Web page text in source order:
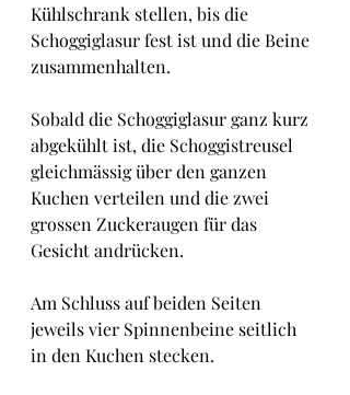
Kühlschrank stellen, bis die
Schoggiglasur fest ist und die Beine
zusammenhalten.
Sobald die Schoggiglasur ganz kurz
abgekühlt ist, die Schoggistreusel
gleichmässig über den ganzen
Kuchen verteilen und die zwei
grossen Zuckeraugen für das
Gesicht andrücken.
Am Schluss auf beiden Seiten
jeweils vier Spinnenbeine seitlich
in den Kuchen stecken.